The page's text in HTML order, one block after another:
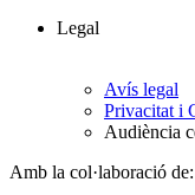
Legal
Avís legal
Privacitat i
Audiència
Amb la col·laboració de: